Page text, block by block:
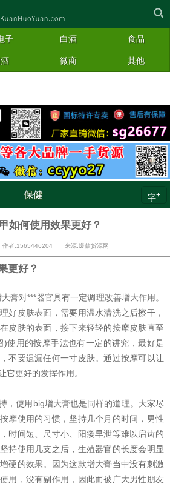
子 白酒 食品
微商 其他
保健 字+
如何使用效果更好？
者:1565446204 来源:爆款货源网
更好？
膏对***器官具有一定调理改善增大作用。
好皮肤表面，需要用温水清洗之后擦干，
皮肤的表面，接下来轻轻的按摩皮肤直至
使用的按摩手法也有一定的讲究，最好是
不要遗漏任何一寸皮肤。通过按摩可以让
它更好的发挥作用。
，使用big增大膏也是同样的道理。大家尽
摩使用的习惯，坚持几个月的时间，男性
时间短、尺寸小、阳痿早泄等难以启齿的
持使用几支之后，生殖器官的长度会明显
硬的效果。因为这款增大膏当中没有刺激
用，没有副作用，因此而被广大男性朋友